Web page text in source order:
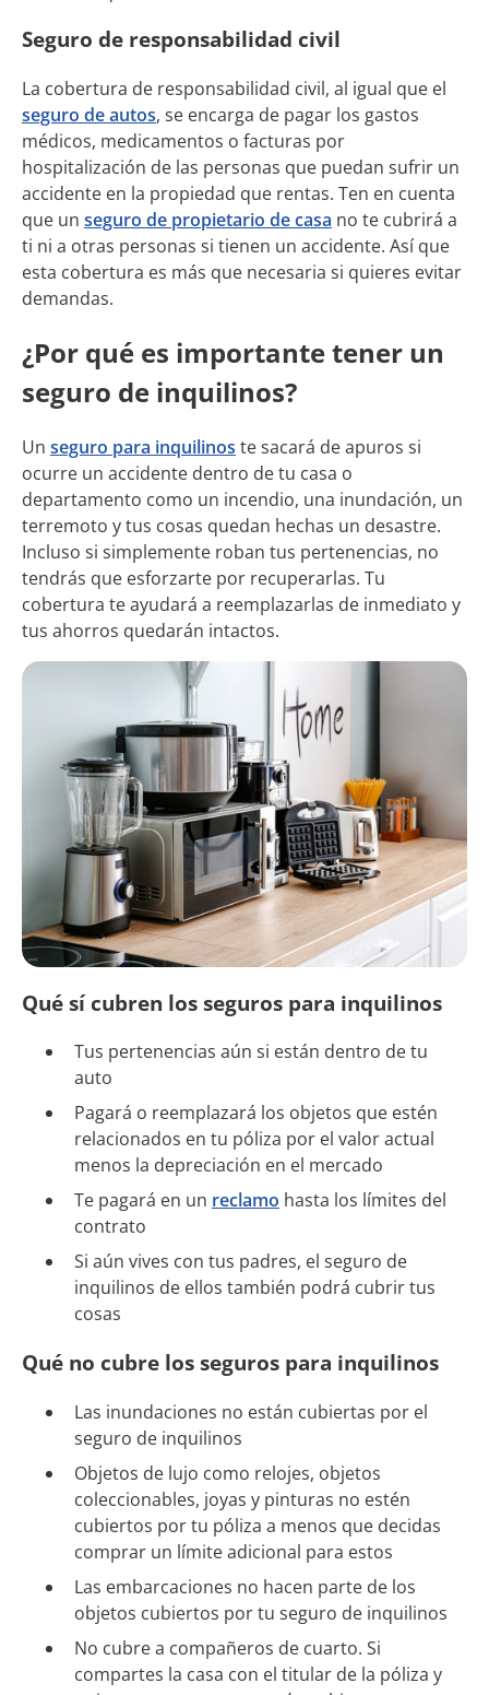
Seguro de responsabilidad civil
La cobertura de responsabilidad civil, al igual que el
seguro de autos, se encarga de pagar los gastos
médicos, medicamentos o facturas por
hospitalización de las personas que puedan sufrir un
accidente en la propiedad que rentas. Ten en cuenta
que un seguro de propietario de casa no te cubrirá a
ti ni a otras personas si tienen un accidente. Así que
esta cobertura es más que necesaria si quieres evitar
demandas.
¿Por qué es importante tener un
seguro de inquilinos?
Un seguro para inquilinos te sacará de apuros si
ocurre un accidente dentro de tu casa o
departamento como un incendio, una inundación, un
terremoto y tus cosas quedan hechas un desastre.
Incluso si simplemente roban tus pertenencias, no
tendrás que esforzarte por recuperarlas. Tu
cobertura te ayudará a reemplazarlas de inmediato y
tus ahorros quedarán intactos.
Qué sí cubren los seguros para inquilinos
Tus pertenencias aún si están dentro de tu
auto
Pagará o reemplazará los objetos que estén
relacionados en tu póliza por el valor actual
menos la depreciación en el mercado
Te pagará en un reclamo hasta los límites del
contrato
Si aún vives con tus padres, el seguro de
inquilinos de ellos también podrá cubrir tus
cosas
Qué no cubre los seguros para inquilinos
Las inundaciones no están cubiertas por el
seguro de inquilinos
Objetos de lujo como relojes, objetos
coleccionables, joyas y pinturas no estén
cubiertos por tu póliza a menos que decidas
comprar un límite adicional para estos
Las embarcaciones no hacen parte de los
objetos cubiertos por tu seguro de inquilinos
No cubre a compañeros de cuarto. Si
compartes la casa con el titular de la póliza y